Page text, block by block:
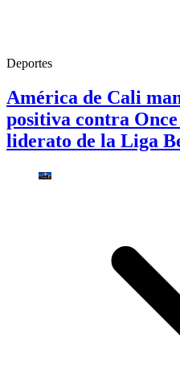
Deportes
América de Cali
positiva contra
liderato de la Liga